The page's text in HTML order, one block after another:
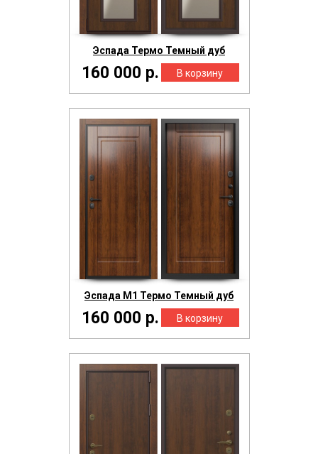
Эспада Термо Темный дуб
160 000 р.
Эспада М1 Термо Темный дуб
160 000 р.